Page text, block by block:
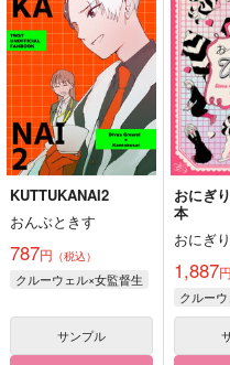
KUTTUKANAI2
おんぶときす
787円 （税込）
クルーウェル×女監督生
サンプル
おにぎ
本
おにぎ
1,887円
クルー